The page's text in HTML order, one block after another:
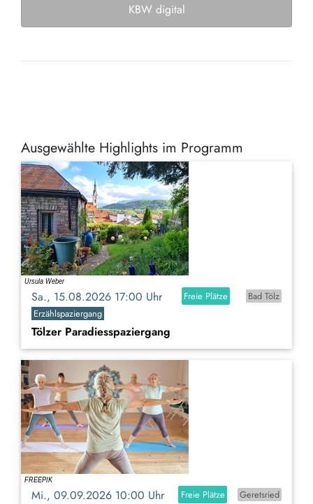
KBW digital
Ausgewählte Highlights im Programm
Sa., 15.08.2026 17:00 Uhr Freie Plätze
Bad Tölz
Erzählspaziergang
Tölzer Paradiesspaziergang
Mi., 09.09.2026 10:00 Uhr Freie Plätze
Geretsried